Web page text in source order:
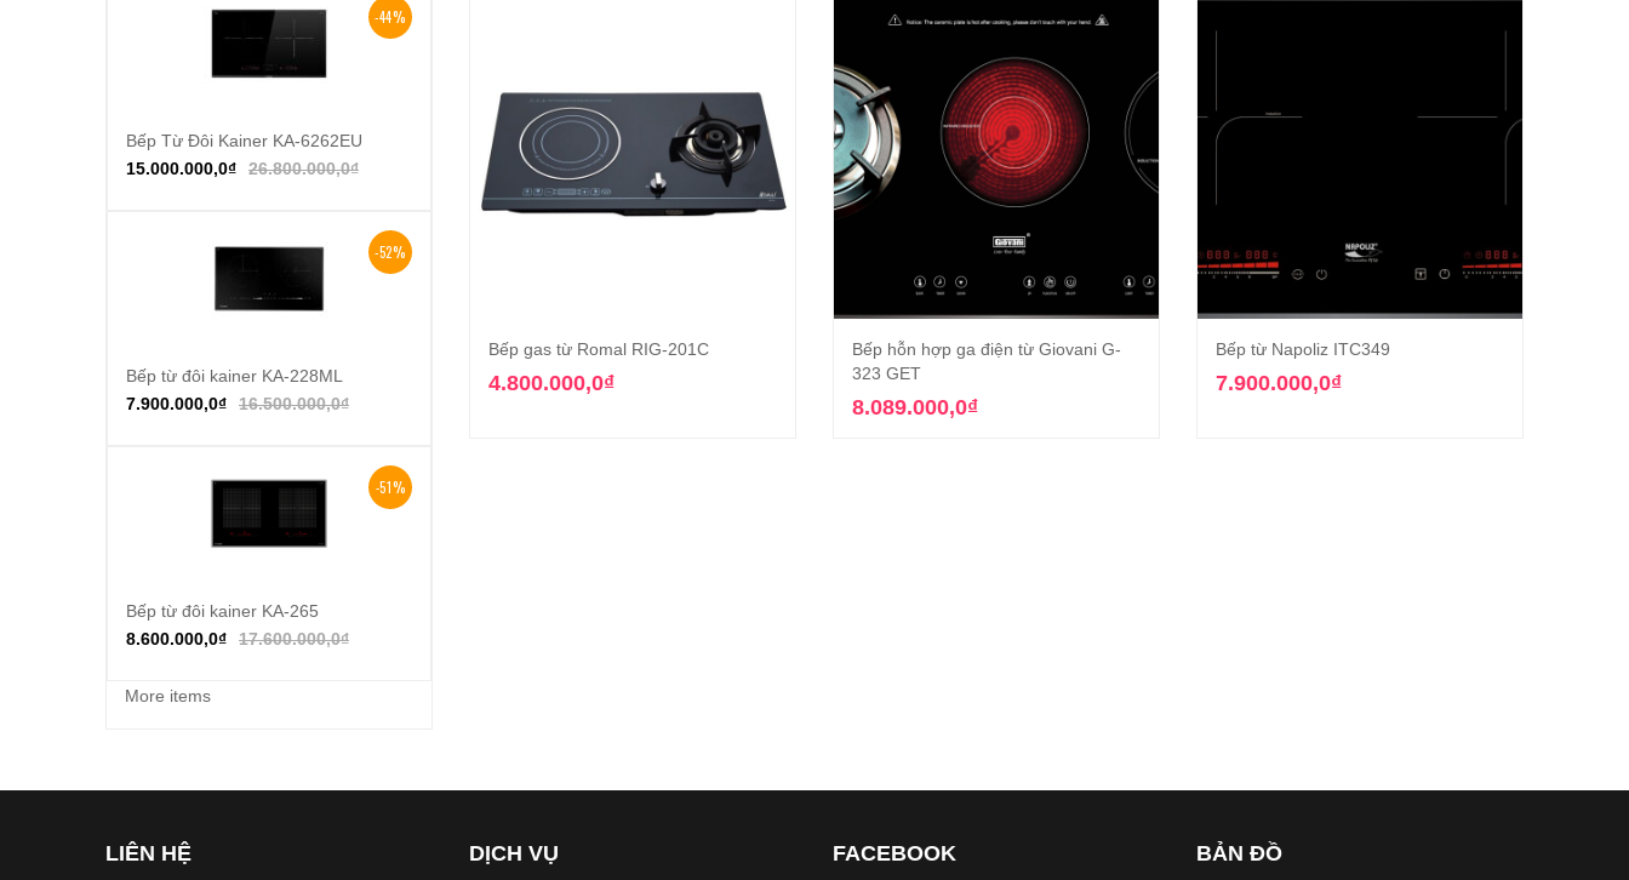
Thêm vào giỏ hàng
Bếp gas từ Romal RIG-201C
4.800.000,0₫
Thêm vào giỏ hàng
Bếp hỗn hợp ga điện từ Giovani G-
323 GET
8.089.000,0₫
Thêm vào giỏ hàng
Bếp từ Napoliz ITC349
7.900.000,0₫
-44%
Thêm vào giỏ hàng
Bếp Từ Đôi Kainer KA-6262EU
26.800.000,0₫
15.000.000,0₫
-52%
Thêm vào giỏ hàng
Bếp từ đôi kainer KA-228ML
16.500.000,0₫
7.900.000,0₫
-51%
Thêm vào giỏ hàng
Bếp từ đôi kainer KA-265
17.600.000,0₫
8.600.000,0₫
More items
LIÊN HỆ DỊCH VỤ FACEBOOK BẢN ĐỒ